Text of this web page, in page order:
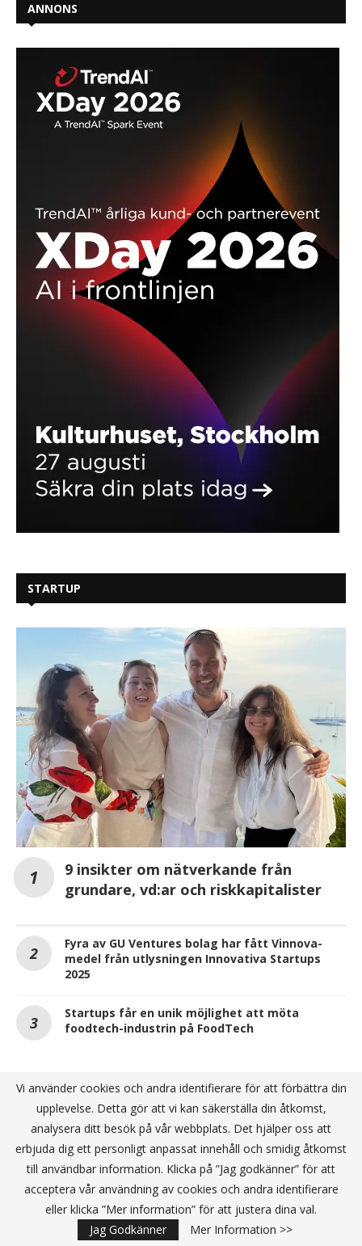
ANNONS
STARTUP
9 insikter om nätverkande från
grundare, vd:ar och riskkapitalister
Fyra av GU Ventures bolag har fått Vinnova-
medel från utlysningen Innovativa Startups
2025
Startups får en unik möjlighet att möta
foodtech-industrin på FoodTech
ANNONS
Vi använder cookies och andra identifierare för att förbättra din
upplevelse. Detta gör att vi kan säkerställa din åtkomst,
analysera ditt besök på vår webbplats. Det hjälper oss att
erbjuda dig ett personligt anpassat innehåll och smidig åtkomst
till användbar information. Klicka på ”Jag godkänner” för att
acceptera vår användning av cookies och andra identifierare
eller klicka ”Mer information” för att justera dina val.
Jag Godkänner
Mer Information >>